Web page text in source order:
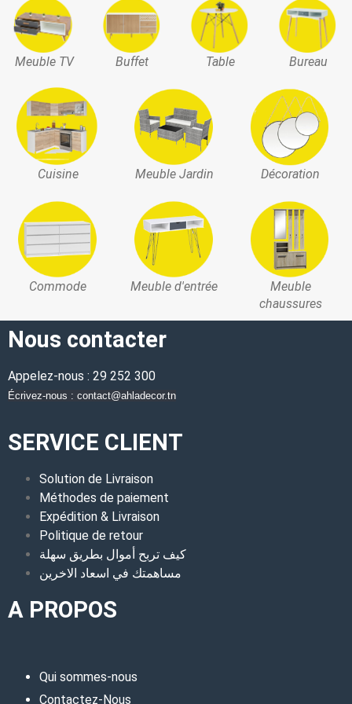
Meuble TV Buffet Table Bureau
Cuisine Meuble Jardin Décoration
Commode Meuble d'entrée
Meuble
chaussures
Nous contacter
Appelez-nous : 29 252 300
Écrivez-nous : contact@ahladecor.tn
SERVICE CLIENT
Solution de Livraison
Méthodes de paiement
Expédition & Livraison
Politique de retour
كيف تربح أموال بطريق سهلة
مساهمتك في اسعاد الاخرين
A PROPOS
Qui sommes-nous
Contactez-Nous